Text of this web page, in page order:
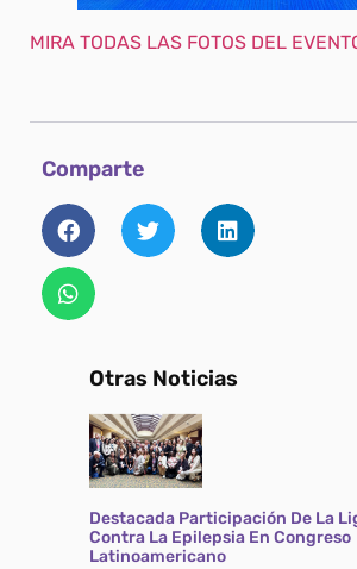
MIRA TODAS LAS FOTOS DEL
Comparte
Otras Noticias
Destacada Participación De La
Contra La Epilepsia En Congreso
Latinoamericano